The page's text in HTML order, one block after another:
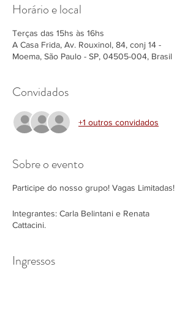
Horário e local
Terças das 15hs às 16hs
A Casa Frida, Av. Rouxinol, 84, conj 14 -
Moema, São Paulo - SP, 04505-004, Brasil
Convidados
+1 outros convidados
Sobre o evento
Participe do nosso grupo! Vagas Limitadas!
Integrantes: Carla Belintani e Renata
Cattacini.
Ingressos